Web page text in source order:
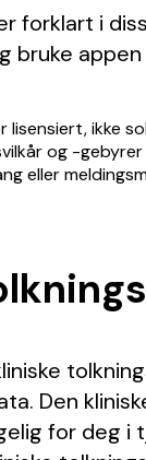
forklart i
bruke
lisensiert, ikke
og -gebyrer
eller
Den
for deg i